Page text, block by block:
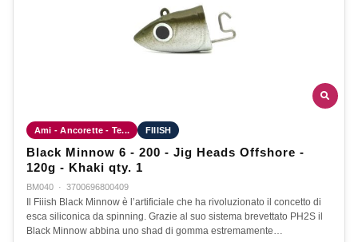
Ami - Ancorette - Te... FIIISH
Black Minnow 6 - 200 - Jig Heads Offshore -
120g - Khaki qty. 1
BM040 · 3700696800409
Il Fiiish Black Minnow è l’artificiale che ha rivoluzionato il concetto di
esca siliconica da spinning. Grazie al suo sistema brevettato PH2S il
Black Minnow abbina uno shad di gomma estremamente…